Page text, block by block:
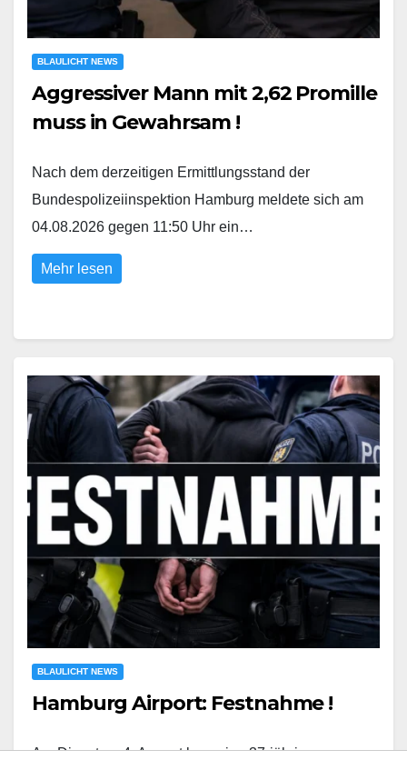
BLAULICHT NEWS
Aggressiver Mann mit 2,62 Promille
muss in Gewahrsam !
Nach dem derzeitigen Ermittlungsstand der
Bundespolizeiinspektion Hamburg meldete sich am
04.08.2026 gegen 11:50 Uhr ein…
Mehr lesen
BLAULICHT NEWS
Hamburg Airport: Festnahme !
Am Dienstag, 4. August kam eine 37-jährige